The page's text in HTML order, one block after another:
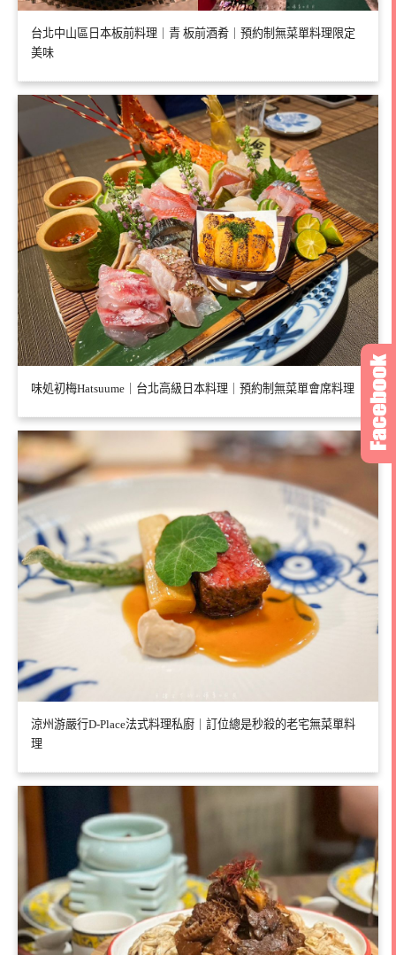
台北中山區日本板前料理｜青 板前酒肴｜預約制無菜單料理限定
美味
味処初梅Hatsuume｜台北高級日本料理｜預約制無菜單會席料理
涼州游嚴行D-Place法式料理私廚｜訂位總是秒殺的老宅無菜單料
理